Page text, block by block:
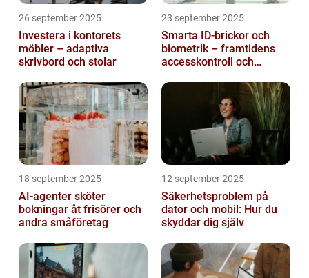
26 september 2025
Investera i kontorets
möbler – adaptiva
skrivbord och stolar
23 september 2025
Smarta ID-brickor och
biometrik – framtidens
accesskontroll och
18 september 2025
AI-agenter sköter
bokningar åt frisörer och
andra småföretag
12 september 2025
Säkerhetsproblem på
dator och mobil: Hur du
skyddar dig själv